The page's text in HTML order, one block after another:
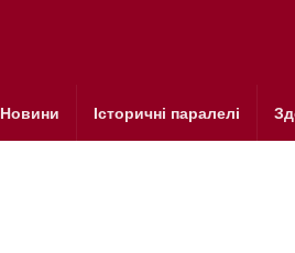
Новини Історичні паралелі